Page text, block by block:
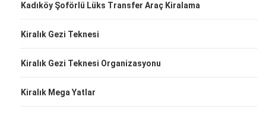
Kadıköy Şoförlü Lüks Transfer Araç Kiralama
Kiralık Gezi Teknesi
Kiralık Gezi Teknesi Organizasyonu
Kiralık Mega Yatlar